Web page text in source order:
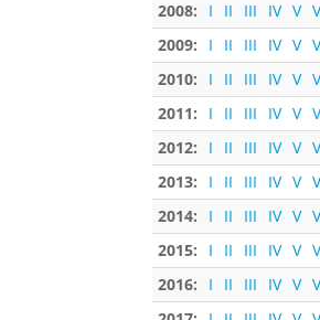
2008:
I II III IV V
2009:
I II III IV V
2010:
I II III IV V
2011:
I II III IV V
2012:
I II III IV V
2013:
I II III IV V
2014:
I II III IV V
2015:
I II III IV V
2016:
I II III IV V